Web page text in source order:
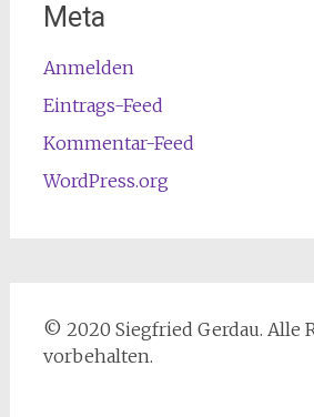
Meta
Anmelden
Eintrags-Feed
Kommentar-Feed
WordPress.org
© 2020 Siegfried Gerdau. Alle
vorbehalten.